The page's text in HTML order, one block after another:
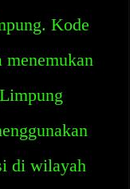
Kode
menemukan
di wilayah